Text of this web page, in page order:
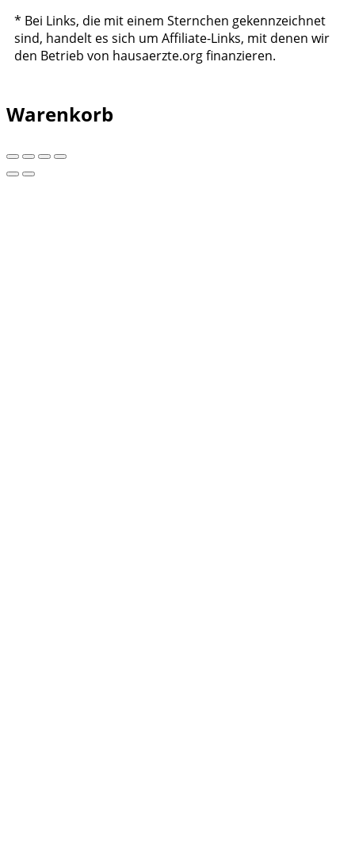
* Bei Links, die mit einem Sternchen gekennzeichnet
sind, handelt es sich um Affiliate-Links, mit denen wir
den Betrieb von hausaerzte.org finanzieren.
Warenkorb